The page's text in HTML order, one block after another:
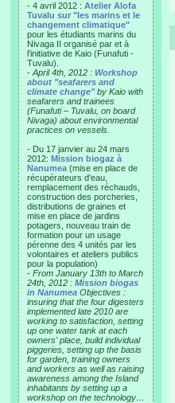
- 4 avril 2012 : Atelier Alofa
Tuvalu sur "les marins et le
changement climatique"
pour les étudiants marins du
Nivaga II organisé par et à
l'initiative de Kaio (Funafuti -
Tuvalu).
- April 4th, 2012 : Workshop
about "seafarers and
climate change"by Kaio with
seafarers and trainees
(Funafuti – Tuvalu, on board
Nivaga) about environmental
practices on vessels.
- Du 17 janvier au 24 mars
2012: Mission biogaz à
Nanumea (mise en place de
récupérateurs d'eau,
remplacement des réchauds,
construction des porcheries,
distributions de graines et
mise en place de jardins
potagers, nouveau train de
formation pour un usage
pérenne des 4 unités par les
volontaires et ateliers publics
pour la population)
- From January 13th to March
24th, 2012 : Mission biogas
in Nanumea Objectives :
insuring that the four digesters
implemented late 2010 are
working to satisfaction, setting
up one water tank at each
owners' place, build individual
piggeries, setting up the basis
for garden, training owners
and workers as well as raising
awareness among the Island
inhabitants by setting up a
workshop on the technology…